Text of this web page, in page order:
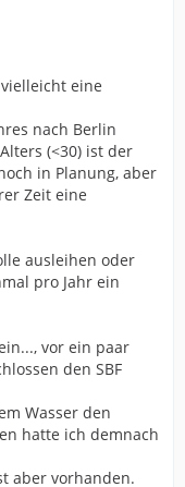
eine
nach Berlin
(<30) ist der
in Planung, aber
Zeit eine
ausleihen oder
pro Jahr ein
vor ein paar
den SBF
Wasser den
hatte ich demnach
aber vorhanden.